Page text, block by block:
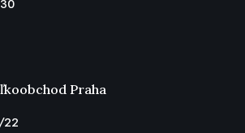
Praha
22